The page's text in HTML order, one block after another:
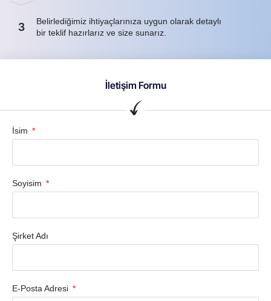
3
Belirlediğimiz ihtiyaçlarınıza uygun olarak detaylı
bir teklif hazırlarız ve size sunarız.
İletişim Formu
İsim
Soyisim
Şirket Adı
E-Posta Adresi